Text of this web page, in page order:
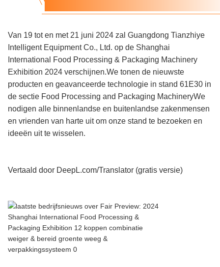
Van 19 tot en met 21 juni 2024 zal Guangdong Tianzhiye
Intelligent Equipment Co., Ltd. op de Shanghai
International Food Processing & Packaging Machinery
Exhibition 2024 verschijnen.We tonen de nieuwste
producten en geavanceerde technologie in stand 61E30 in
de sectie Food Processing and Packaging MachineryWe
nodigen alle binnenlandse en buitenlandse zakenmensen
en vrienden van harte uit om onze stand te bezoeken en
ideeën uit te wisselen.
Vertaald door DeepL.com/Translator (gratis versie)